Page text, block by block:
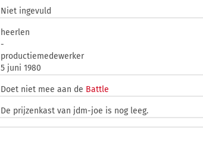
Niet ingevuld
heerlen
-
productiemedewerker
5 juni 1980
Doet niet mee aan de Battle
De prijzenkast van jdm-joe is nog leeg.